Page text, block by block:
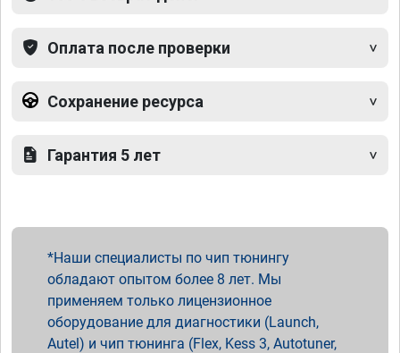
Оплата после проверки
Сохранение ресурса
Гарантия 5 лет
Наши специалисты по чип тюнингу
обладают опытом более 8 лет. Мы
применяем только лицензионное
оборудование для диагностики (Launch,
Autel) и чип тюнинга (Flex, Kess 3, Autotuner,